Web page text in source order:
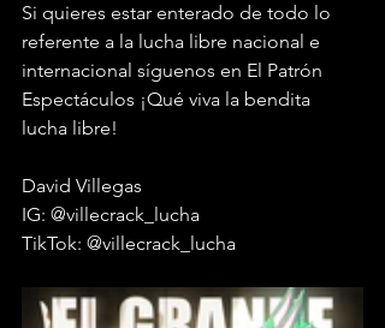
Si quieres estar enterado de todo lo
referente a la lucha libre nacional e
internacional síguenos en El Patrón
Espectáculos ¡Qué viva la bendita
lucha libre!
David Villegas
IG: @villecrack_lucha
TikTok: @villecrack_lucha